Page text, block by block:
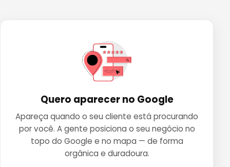
Quero aparecer no Google
Apareça quando o seu cliente está procurando
por você. A gente posiciona o seu negócio no
topo do Google e no mapa — de forma
orgânica e duradoura.